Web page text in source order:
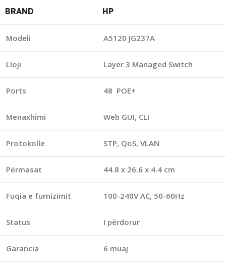
BRAND HP
Modeli A5120 JG237A
Lloji Layer 3 Managed Switch
Ports 48 POE+
Menaxhimi Web GUI, CLI
Protokolle STP, QoS, VLAN
Përmasat 44.8 x 26.6 x 4.4 cm
Fuqia e furnizimit 100-240V AC, 50-60Hz
Status I përdorur
Garancia 6 muaj